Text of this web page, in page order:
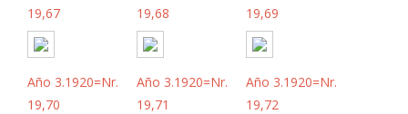
19,67
19,68
19,69
Año 3.1920=Nr.
19,70
Año 3.1920=Nr.
19,71
Año 3.1920=Nr.
19,72